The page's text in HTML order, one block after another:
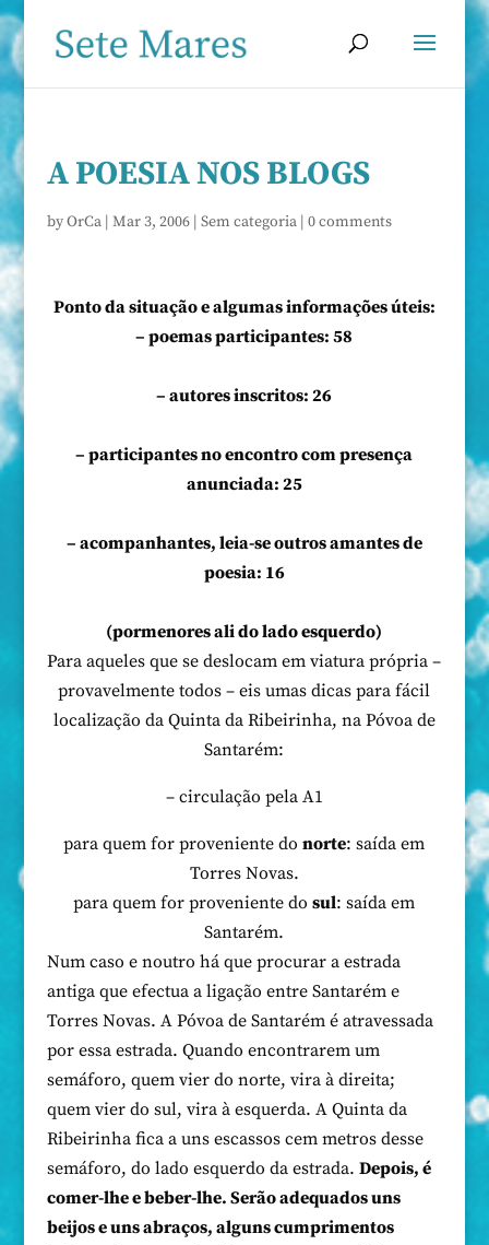
A POESIA NOS BLOGS
byOrCa| Mar 3, 2006| Sem categoria| 0 comments
Ponto da situação e algumas informações úteis:
– poemas participantes: 58
– autores inscritos: 26
– participantes no encontro com presença
anunciada: 25
– acompanhantes, leia-se outros amantes de
poesia: 16
(pormenores ali do lado esquerdo)
Para aqueles que se deslocam em viatura própria –
provavelmente todos – eis umas dicas para fácil
localização da Quinta da Ribeirinha, na Póvoa de
Santarém:
– circulação pela A1
para quem for proveniente donorte: saída em
Torres Novas.
para quem for proveniente dosul: saída em
Santarém.
Num caso e noutro há que procurar a estrada
antiga que efectua a ligação entre Santarém e
Torres Novas. A Póvoa de Santarém é atravessada
por essa estrada. Quando encontrarem um
semáforo, quem vier do norte, vira à direita;
quem vier do sul, vira à esquerda. A Quinta da
Ribeirinha fica a uns escassos cem metros desse
semáforo, do lado esquerdo da estrada. Depois, é
comer-lhe e beber-lhe. Serão adequados uns
beijos e uns abraços, alguns cumprimentos